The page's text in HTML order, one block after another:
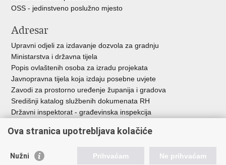
OSS - jedinstveno poslužno mjesto
Adresar
Upravni odjeli za izdavanje dozvola za gradnju
Ministarstva i državna tijela
Popis ovlaštenih osoba za izradu projekata
Javnopravna tijela koja izdaju posebne uvjete
Zavodi za prostorno uređenje županija i gradova
Središnji katalog službenih dokumenata RH
Državni inspektorat - građevinska inspekcija
Vlada Republike Hrvatske
Ova stranica upotrebljava kolačiće
Nužni Prihvaćam Ne prihvaćam